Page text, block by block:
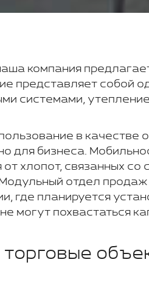
компания
представляет собой
системами,
в качестве
для бизнеса.
хлопот, связанных со
отдел
где планируется
могут похвастаться